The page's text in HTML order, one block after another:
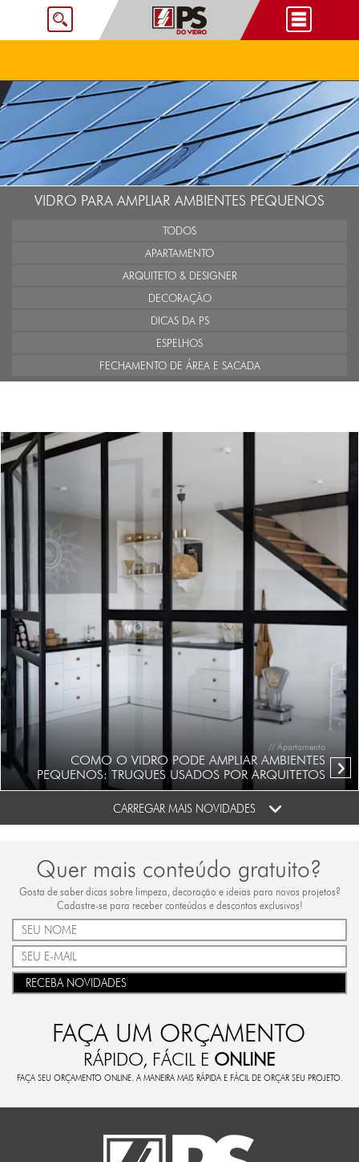
VIDRO PARA AMPLIAR AMBIENTES PEQUENOS
TODOS
APARTAMENTO
ARQUITETO & DESIGNER
DECORAÇÃO
DICAS DA PS
ESPELHOS
FECHAMENTO DE ÁREA E SACADA
// Apartamento
COMO O VIDRO PODE AMPLIAR AMBIENTES
PEQUENOS: TRUQUES USADOS POR ARQUITETOS
CARREGAR MAIS NOVIDADES
Quer mais conteúdo gratuito?
Gosta de saber dicas sobre limpeza, decoração e ideias para novos projetos?
Cadastre-se para receber conteúdos e descontos exclusivos!
RECEBA NOVIDADES
FAÇA UM ORÇAMENTO
RÁPIDO, FÁCIL E ONLINE
FAÇA SEU ORÇAMENTO ONLINE. A MANEIRA MAIS RÁPIDA E FÁCIL DE ORÇAR SEU PROJETO.